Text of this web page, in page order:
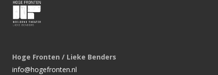
Hoge Fronten / Lieke Benders
info@hogefronten.nl